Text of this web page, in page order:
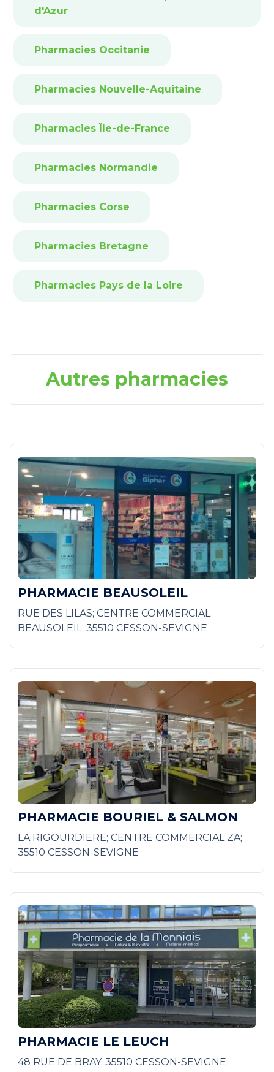
d'Azur
Pharmacies Occitanie
Pharmacies Nouvelle-Aquitaine
Pharmacies Île-de-France
Pharmacies Normandie
Pharmacies Corse
Pharmacies Bretagne
Pharmacies Pays de la Loire
Autres pharmacies
PHARMACIE BEAUSOLEIL
RUE DES LILAS; CENTRE COMMERCIAL
BEAUSOLEIL; 35510 CESSON-SEVIGNE
PHARMACIE BOURIEL & SALMON
LA RIGOURDIERE; CENTRE COMMERCIAL ZA;
35510 CESSON-SEVIGNE
PHARMACIE LE LEUCH
48 RUE DE BRAY; 35510 CESSON-SEVIGNE